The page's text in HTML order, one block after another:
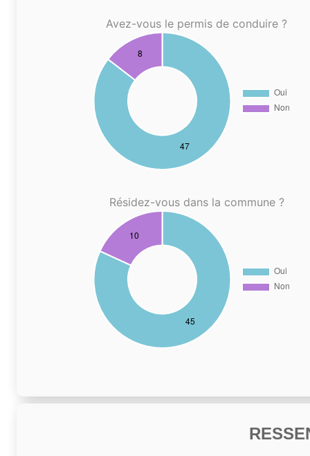
Avez-vous le permis de conduire ?
Résidez-vous dans la commune ?